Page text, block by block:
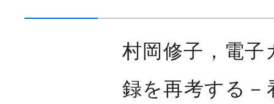
村岡修子，電子
録を再考する－